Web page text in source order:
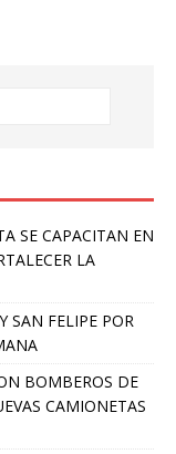
SE CAPACITAN EN
LA
SAN FELIPE POR
BOMBEROS DE
CAMIONETAS